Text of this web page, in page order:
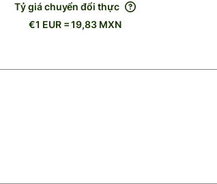
Tỷ giá chuyển đổi thực
€1 EUR = 19,83 MXN